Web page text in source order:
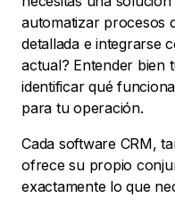
automatizar procesos
detallada e integrarse
actual? Entender bien
identificar qué
para tu operación.
Cada software CRM,
ofrece su propio
exactamente lo que